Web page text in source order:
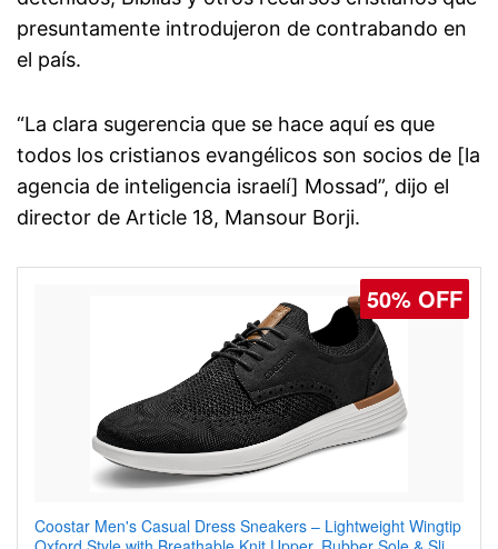
presuntamente introdujeron de contrabando en
el país.
“La clara sugerencia que se hace aquí es que
todos los cristianos evangélicos son socios de [la
agencia de inteligencia israelí] Mossad”, dijo el
director de Article 18, Mansour Borji.
50% OFF
Coostar Men's Casual Dress Sneakers – Lightweight Wingtip